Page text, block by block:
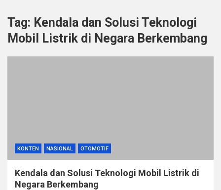
Tag: Kendala dan Solusi Teknologi
Mobil Listrik di Negara Berkembang
KONTEN NASIONAL OTOMOTIF
Kendala dan Solusi Teknologi Mobil Listrik di
Negara Berkembang